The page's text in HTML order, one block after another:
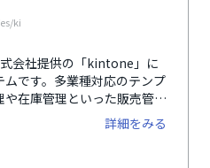
ki
会社提供の「kintone」に
です。多業種対応のテンプ
在庫管理といった販売管理
速に業務システムを構築可能
度対応の請求書発行機能を備
の画面作成、プロセス
詳細をみる